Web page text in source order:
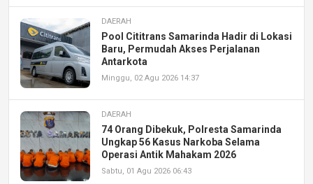
DAERAH
Pool Cititrans Samarinda Hadir di Lokasi
Baru, Permudah Akses Perjalanan
Antarkota
Minggu, 02 Agu 2026 14:37
DAERAH
74 Orang Dibekuk, Polresta Samarinda
Ungkap 56 Kasus Narkoba Selama
Operasi Antik Mahakam 2026
Sabtu, 01 Agu 2026 06:43